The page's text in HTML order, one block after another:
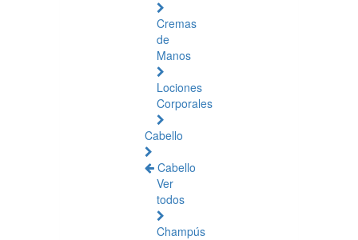
Cremas
de
Manos
Lociones
Corporales
Cabello
Cabello
Ver
todos
Champús